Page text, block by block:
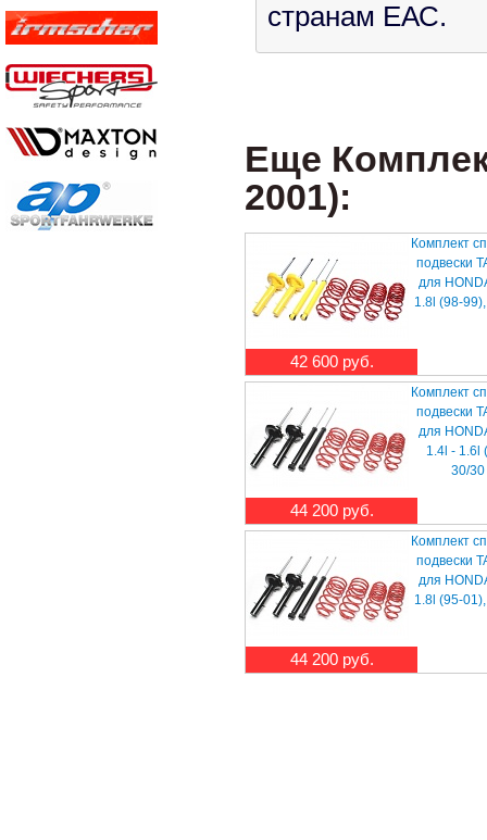
странам ЕАС.
Еще
2001):
42 600 руб.
Комплект
подвески
для
1.8l (98-
44 200 руб.
Комплект
подвески
для
1.4l - 1.6l
30/
44 200 руб.
Комплект
подвески
для
1.8l (95-